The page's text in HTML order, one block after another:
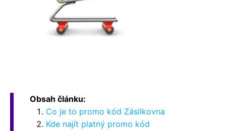
Obsah článku:
Co je to promo kód Zásilkovna
Kde najít platný promo kód